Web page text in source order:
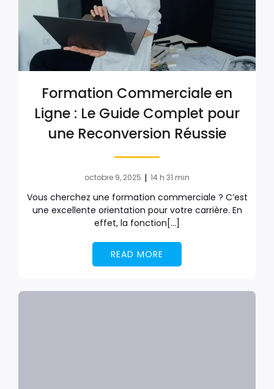
Formation Commerciale en
Ligne : Le Guide Complet pour
une Reconversion Réussie
octobre 9, 2025 | 14 h 31 min
Vous cherchez une formation commerciale ? C’est
une excellente orientation pour votre carrière. En
effet, la fonction[…]
READ MORE